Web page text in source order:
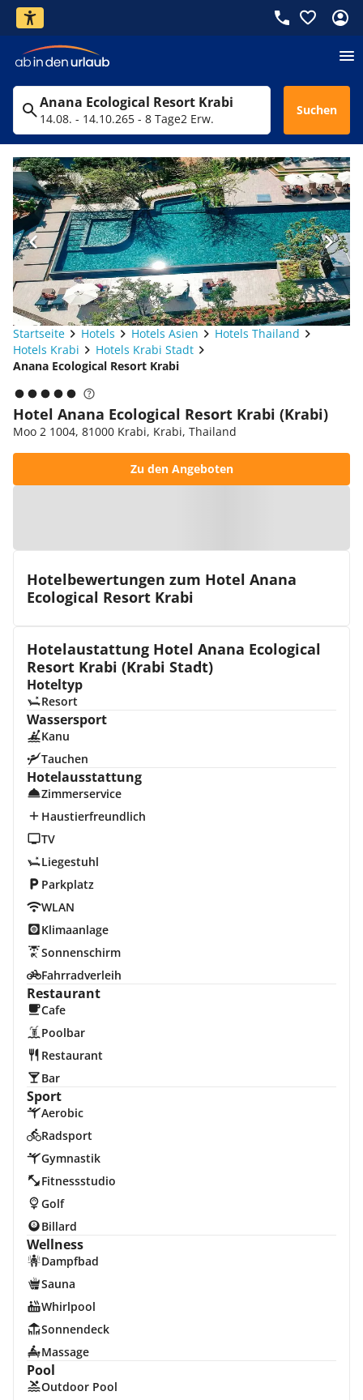
Anana Ecological Resort Krabi
14.08. - 14.10.265 - 8 Tage2 Erw.
Suchen
Startseite Hotels Hotels Asien
Hotels Thailand
Hotels Krabi
Hotels Krabi Stadt
Anana Ecological Resort Krabi
Hotel Anana Ecological Resort Krabi (Krabi)
Moo 2 1004, 81000 Krabi, Krabi, Thailand
Zu den Angeboten
Hotelbewertungen zum Hotel Anana
Ecological Resort Krabi
Hotelaustattung Hotel Anana Ecological
Resort Krabi (Krabi Stadt)
Hoteltyp
Resort
Wassersport
Kanu
Tauchen
Hotelausstattung
Zimmerservice
Haustierfreundlich
TV
Liegestuhl
Parkplatz
WLAN
Klimaanlage
Sonnenschirm
Fahrradverleih
Restaurant
Cafe
Poolbar
Restaurant
Bar
Sport
Aerobic
Radsport
Gymnastik
Fitnessstudio
Golf
Billard
Wellness
Dampfbad
Sauna
Whirlpool
Sonnendeck
Massage
Pool
Outdoor Pool